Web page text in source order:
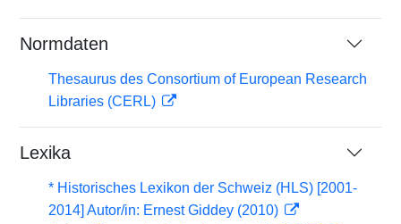
Normdaten
Thesaurus des Consortium of European Research
Libraries (CERL)
Lexika
* Historisches Lexikon der Schweiz (HLS) [2001-
2014] Autor/in: Ernest Giddey (2010)